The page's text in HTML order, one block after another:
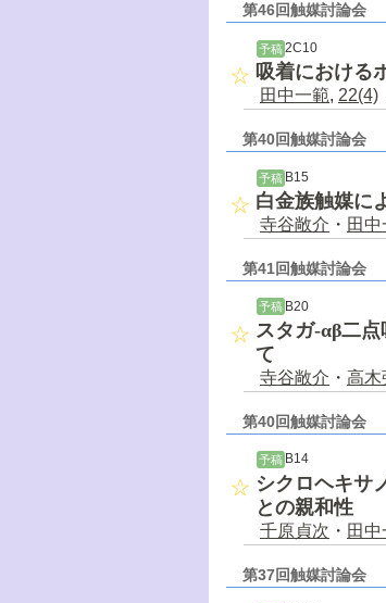
第46回触媒討論会
予稿2C10
吸着における
田中一範, 22(4)
第40回触媒討論会
予稿B15
白金族触媒に
寺谷敞介 ・ 田中
第41回触媒討論会
予稿 B20
スタガ-αβ二
て
寺谷敞介 ・ 高木
第40回触媒討論会
予稿 B14
シクロヘキサ
との親和性
千原貞次 ・ 田中
第37回触媒討論会